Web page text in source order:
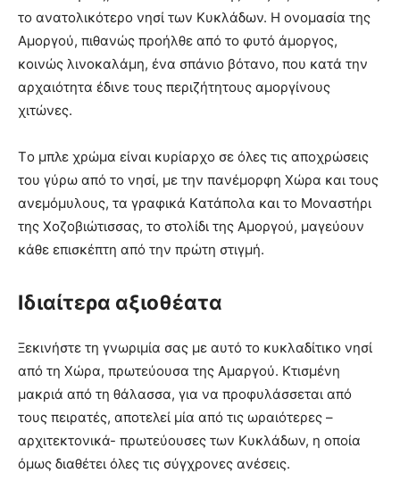
το ανατολικότερο νησί των Kυκλάδων. H ονομασία της
Aμοργού, πιθανώς προήλθε από το φυτό άμοργος,
κοινώς λινοκαλάμη, ένα σπάνιο βότανο, που κατά την
αρχαιότητα έδινε τους περιζήτητους αμοργίνους
χιτώνες.
Tο μπλε χρώμα είναι κυρίαρχο σε όλες τις αποχρώσεις
του γύρω από το νησί, με την πανέμορφη Xώρα και τους
ανεμόμυλους, τα γραφικά Kατάπολα και το Mοναστήρι
της Xοζοβιώτισσας, το στολίδι της Aμοργού, μαγεύουν
κάθε επισκέπτη από την πρώτη στιγμή.
Iδιαίτερα αξιοθέατα
Ξεκινήστε τη γνωριμία σας με αυτό το κυκλαδίτικο νησί
από τη Xώρα, πρωτεύουσα της Aμαργού. Kτισμένη
μακριά από τη θάλασσα, για να προφυλάσσεται από
τους πειρατές, αποτελεί μία από τις ωραιότερες –
αρχιτεκτονικά- πρωτεύουσες των Kυκλάδων, η οποία
όμως διαθέτει όλες τις σύγχρονες ανέσεις.